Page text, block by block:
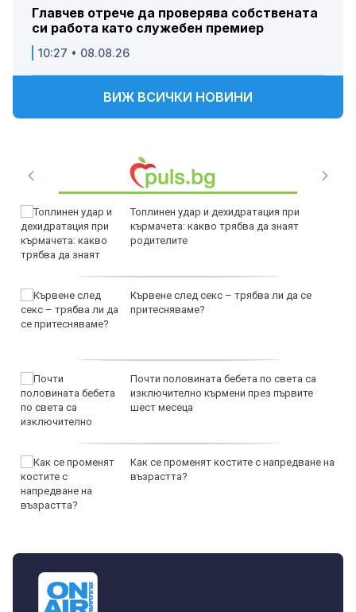
Главчев отрече да проверява собствената
си работа като служебен премиер
10:27 • 08.08.26
ВИЖ ВСИЧКИ НОВИНИ
Топлинен удар и дехидратация при
кърмачета: какво трябва да знаят
родителите
Кървене след секс – трябва ли да се
притесняваме?
Почти половината бебета по света са
изключително кърмени през първите
шест месеца
Как се променят костите с напредване на
възрастта?